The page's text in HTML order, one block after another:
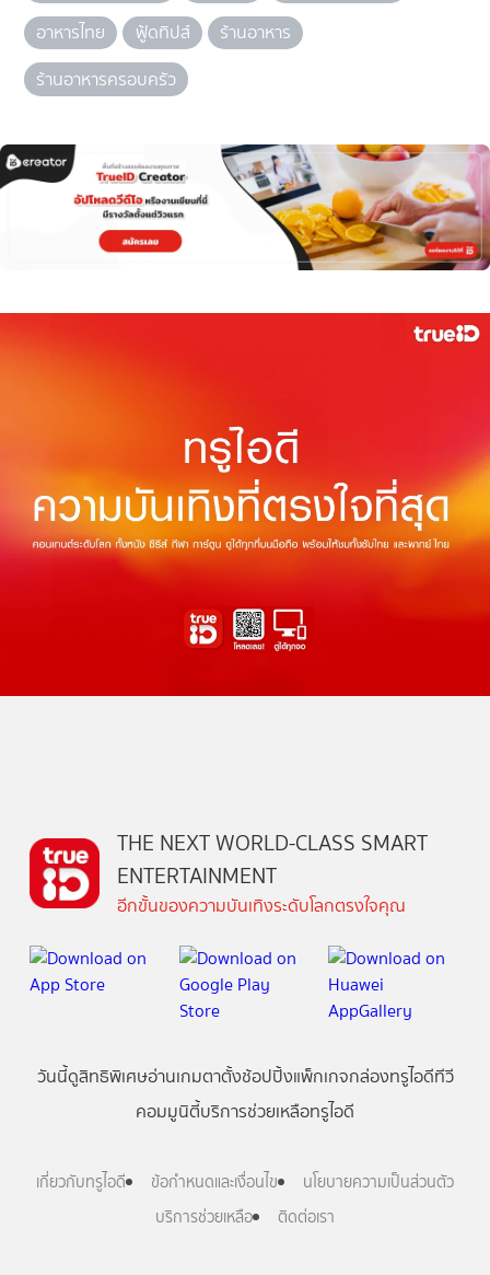
อาหารไทย
ฟู้ดทิปส์
ร้านอาหาร
ร้านอาหารครอบครัว
THE NEXT WORLD-CLASS SMART
ENTERTAINMENT
อีกขั้นของความบันเทิงระดับโลกตรงใจคุณ
วันนี้ดูสิทธิพิเศษอ่านเกมตาตั้งช้อปปิ้งแพ็กเกจกล่องทรูไอดีทีวี
คอมมูนิตี้บริการช่วยเหลือทรูไอดี
เกี่ยวกับทรูไอดี ข้อกำหนดและเงื่อนไข
นโยบายความเป็นส่วนตัว
บริการช่วยเหลือ
ติดต่อเรา